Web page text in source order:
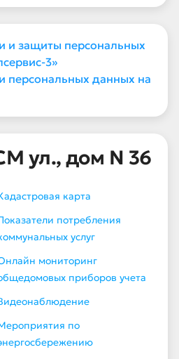
и защиты персональных
3»
персональных данных на
ул., дом N 36
карта
потребления
услуг
мониторинг
приборов учета
по